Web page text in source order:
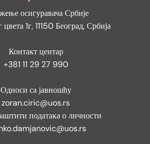
осигуравача Србије
1г, 11150 Београд, Србија
Контакт центар
+381 11 29 27 990
Односи са јавношћу
zoran.ciric@uos.rs
података о личности